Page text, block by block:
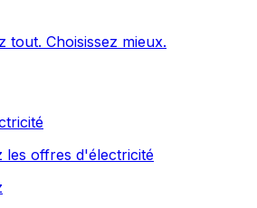
tout. Choisissez mieux.
les offres d'électricité